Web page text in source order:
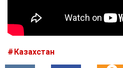
Казахстан